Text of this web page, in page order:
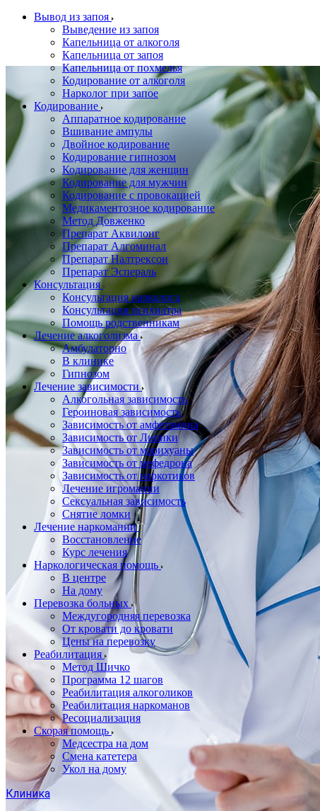
Вывод из запоя
Выведение из запоя
Капельница от алкоголя
Капельница от запоя
Капельница от похмелья
Кодирование от алкоголя
Нарколог при запое
Кодирование
Аппаратное кодирование
Вшивание ампулы
Двойное кодирование
Кодирование гипнозом
Кодирование для женщин
Кодирование для мужчин
Кодирование с провокацией
Медикаментозное кодирование
Метод Довженко
Препарат Аквилонг
Препарат Алгоминал
Препарат Налтрексон
Препарат Эспераль
Консультация
Консультация нарколога
Консультация психиатра
Помощь родственникам
Лечение алкоголизма
Амбулаторно
В клинике
Гипнозом
Лечение зависимости
Алкогольная зависимость
Героиновая зависимость
Зависимость от амфетамина
Зависимость от Лирики
Зависимость от марихуаны
Зависимость от мефедрона
Зависимость от наркотиков
Лечение игромании
Сексуальная зависимость
Снятие ломки
Лечение наркомании
Восстановление
Курс лечения
Наркологическая помощь
В центре
На дому
Перевозка больных
Междугородняя перевозка
От кровати до кровати
Цены на перевозку
Реабилитация
Метод Шичко
Программа 12 шагов
Реабилитация алкоголиков
Реабилитация наркоманов
Ресоциализация
Скорая помощь
Медсестра на дом
Смена катетера
Укол на дому
Клиника